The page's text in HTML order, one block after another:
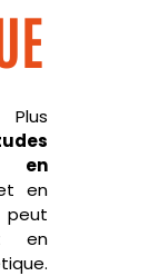
en
en
peut
en